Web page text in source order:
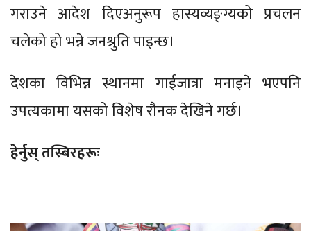
गराउने आदेश दिएअनुरूप हास्यव्यङ्ग्यको प्रचलन
चलेको हो भन्ने जनश्रुति पाइन्छ।
देशका विभिन्न स्थानमा गाईजात्रा मनाइने भएपनि
उपत्यकामा यसको विशेष रौनक देखिने गर्छ।
हेर्नुस् तस्बिरहरूः